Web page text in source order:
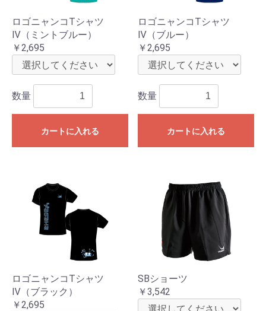
ロゴニャンコTシャツ
Ⅳ（ミントブルー）
￥2,695
数量
カートに入れる
ロゴニャンコTシャツ
Ⅳ（ブルー）
￥2,695
数量
カートに入れる
ロゴニャンコTシャツ
Ⅳ（ブラック）
￥2,695
SBショーツ
￥3,542